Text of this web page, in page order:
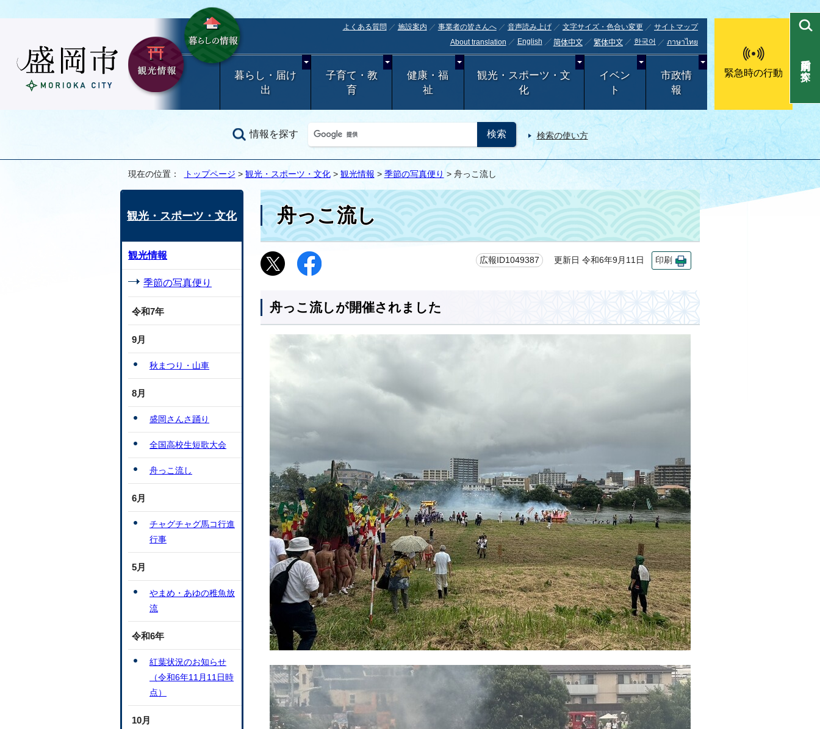
よくある質問 施設案内 事業者の皆さんへ 音声読み上げ 文字サイズ・色合い変更
サイトマップ
About translation
English 简体中文 繁体中文 한국어 ภาษาไทย
暮らし・届け
出
子育て・教
育
健康・福
祉
観光・スポーツ・文
化
イベン
ト
市政情
報
緊急時の行動
情報を探す 検索の使い方
目的別で探す
現在の位置： トップページ > 観光・スポーツ・文化> 観光情報 > 季節の写真便り > 舟っこ流し
舟っこ流し
広報ID1049387 更新日 令和6年9月11日 印刷
舟っこ流しが開催されました
観光・スポーツ・文化
観光情報
季節の写真便り
令和7年
9月
秋まつり・山車
8月
盛岡さんさ踊り
全国高校生短歌大会
舟っこ流し
6月
チャグチャグ馬コ行進
行事
5月
やまめ・あゆの稚魚放
流
令和6年
紅葉状況のお知らせ
（令和6年11月11日時
点）
10月